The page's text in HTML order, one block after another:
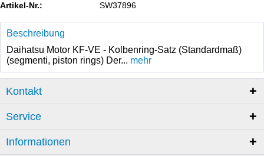
Artikel-Nr.: SW37896
Beschreibung
Daihatsu Motor KF-VE - Kolbenring-Satz (Standardmaß)
(segmenti, piston rings) Der... mehr
Kontakt
Service
Informationen